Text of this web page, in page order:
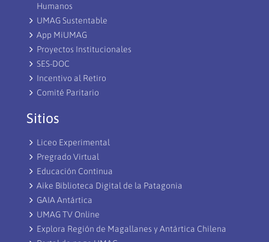
Humanos
UMAG Sustentable
App MiUMAG
Proyectos Institucionales
SES-DOC
Incentivo al Retiro
Comité Paritario
Sitios
Liceo Experimental
Pregrado Virtual
Educación Continua
Aike Biblioteca Digital de la Patagonia
GAIA Antártica
UMAG TV Online
Explora Región de Magallanes y Antártica Chilena